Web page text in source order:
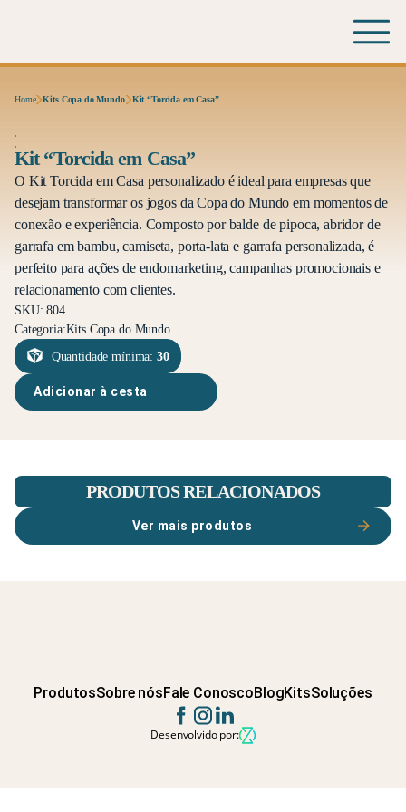
Home Kits Copa do Mundo Kit “Torcida em Casa”
Kit “Torcida em Casa”
O Kit Torcida em Casa personalizado é ideal para empresas que
desejam transformar os jogos da Copa do Mundo em momentos de
conexão e experiência. Composto por balde de pipoca, abridor de
garrafa em bambu, camiseta, porta-lata e garrafa personalizada, é
perfeito para ações de endomarketing, campanhas promocionais e
relacionamento com clientes.
SKU: 804
Categoria:Kits Copa do Mundo
Quantidade mínima: 30
Adicionar à cesta
PRODUTOS RELACIONADOS
Ver mais produtos
ProdutosSobre nósFale ConoscoBlogKitsSoluções
Desenvolvido por: